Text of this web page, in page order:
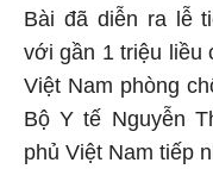
Bài đã diễn ra lễ
với gần 1 triệu liều
Việt Nam phòng
Bộ Y tế Nguyễn
phủ Việt Nam tiếp